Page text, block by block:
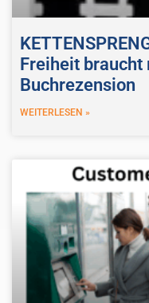
Freiheit braucht
Buchrezension
WEITERLESEN »